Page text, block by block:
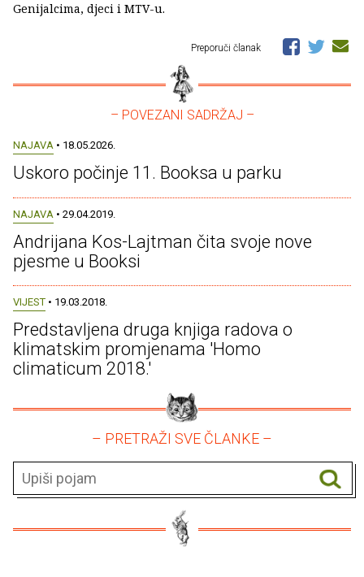
Genijalcima, djeci i MTV-u.
Preporuči članak
– POVEZANI SADRŽAJ –
NAJAVA • 18.05.2026.
Uskoro počinje 11. Booksa u parku
NAJAVA • 29.04.2019.
Andrijana Kos-Lajtman čita svoje nove
pjesme u Booksi
VIJEST • 19.03.2018.
Predstavljena druga knjiga radova o
klimatskim promjenama 'Homo
climaticum 2018.'
– PRETRAŽI SVE ČLANKE –